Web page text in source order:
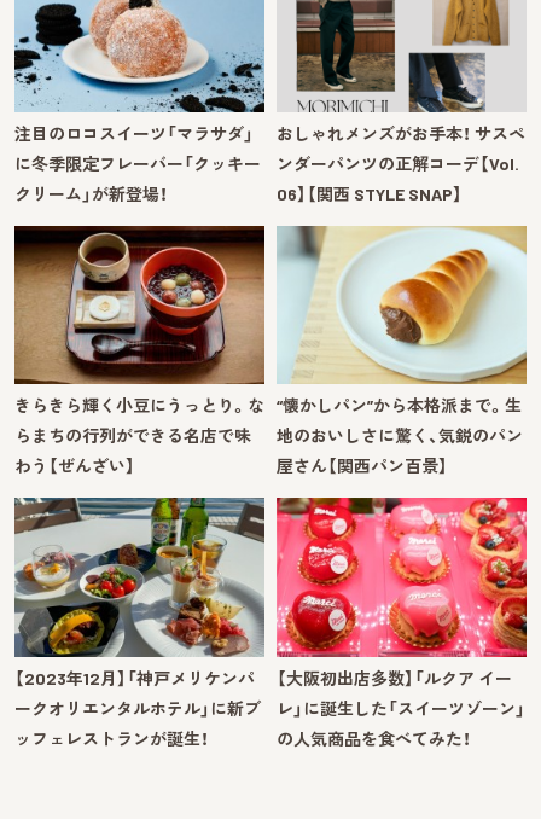
注目のロコスイーツ「マラサダ」
に冬季限定フレーバー「クッキー
クリーム」が新登場！
おしゃれメンズがお手本！ サスペ
ンダーパンツの正解コーデ【Vol.
06】【関西 STYLE SNAP】
きらきら輝く小豆にうっとり。な
らまちの行列ができる名店で味
わう【ぜんざい】
“懐かしパン”から本格派まで。生
地のおいしさに驚く、気鋭のパン
屋さん【関西パン百景】
【2023年12月】「神戸メリケンパ
ークオリエンタルホテル」に新ブ
ッフェレストランが誕生！
【大阪初出店多数】「ルクア イー
レ」に誕生した「スイーツゾーン」
の人気商品を食べてみた！